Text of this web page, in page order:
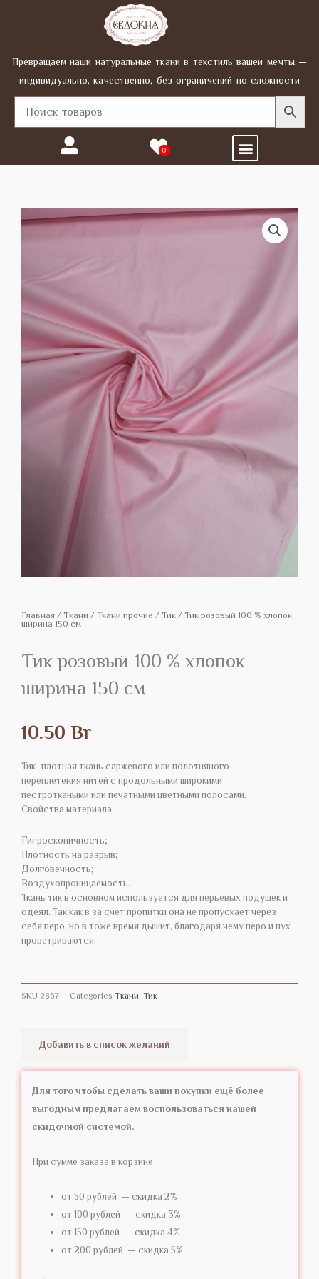
Превращаем наши натуральные ткани в текстиль вашей мечты —
индивидуально, качественно, без ограничений по сложности
0 Menu
Главная / Tкани / Ткани прочие / Тик / Тик розовый 100 % хлопок
ширина 150 см
Тик розовый 100 % хлопок
ширина 150 см
10.50 Br
Тик- плотная ткань саржевого или полотняного
переплетения нитей с продольными широкими
пестроткаными или печатными цветными полосами.
Свойства материала:
Гигроскопичность;
Плотность на разрыв;
Долговечность;
Воздухопроницаемость.
Ткань тик в основном используется для перьевых подушек и
одеял. Так как в за счет пропитки она не пропускает через
себя перо, но в тоже время дышит, благодаря чему перо и пух
проветриваются.
SKU 2867 Categories Tкани, Тик
Добавить в список желаний
Для того чтобы сделать ваши покупки ещё более
выгодным предлагаем воспользоваться нашей
скидочной системой.
При сумме заказа в корзине
от 50 рублей — скидка 2%
от 100 рублей — скидка 3%
от 150 рублей — скидка 4%
от 200 рублей — скидка 5%